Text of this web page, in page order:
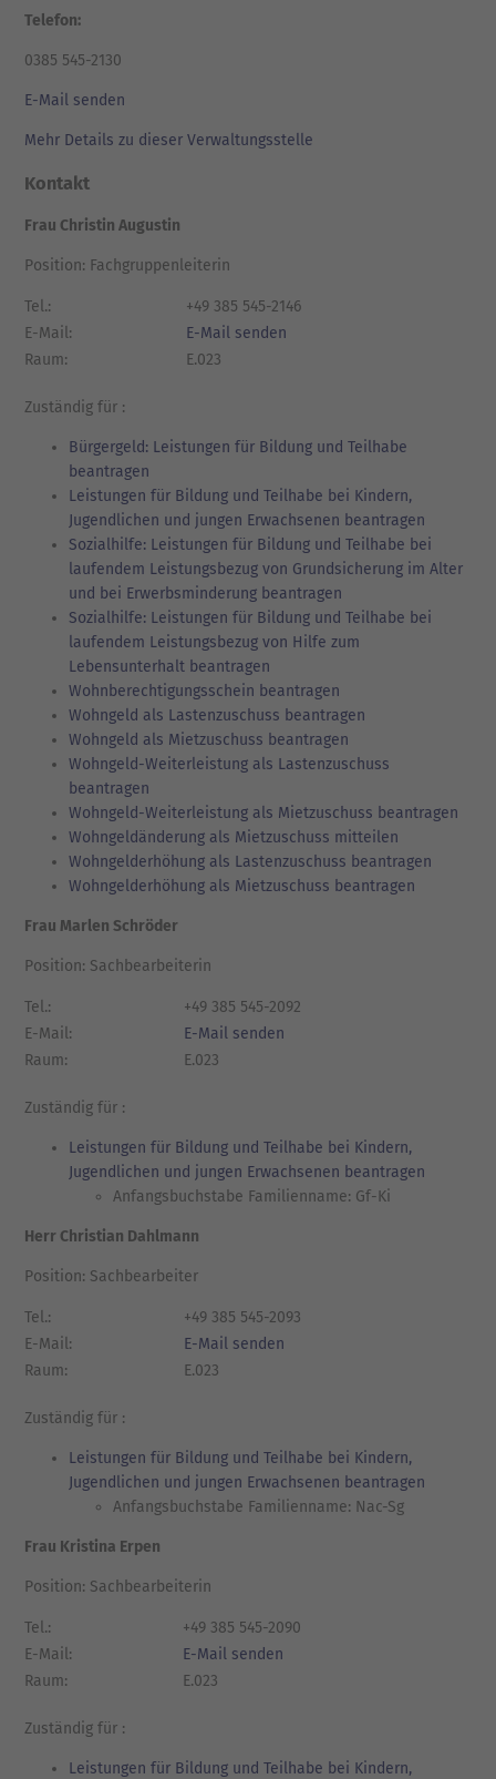
Telefon:
0385 545-2130
E-Mail senden
Mehr Details zu dieser Verwaltungsstelle
Kontakt
Frau Christin Augustin
Position: Fachgruppenleiterin
Tel.:
+49 385 545-2146
E-Mail:
E-Mail senden
Raum:
E.023
Zuständig für :
Bürgergeld: Leistungen für Bildung und Teilhabe
beantragen
Leistungen für Bildung und Teilhabe bei Kindern,
Jugendlichen und jungen Erwachsenen beantragen
Sozialhilfe: Leistungen für Bildung und Teilhabe bei
laufendem Leistungsbezug von Grundsicherung im Alter
und bei Erwerbsminderung beantragen
Sozialhilfe: Leistungen für Bildung und Teilhabe bei
laufendem Leistungsbezug von Hilfe zum
Lebensunterhalt beantragen
Wohnberechtigungsschein beantragen
Wohngeld als Lastenzuschuss beantragen
Wohngeld als Mietzuschuss beantragen
Wohngeld-Weiterleistung als Lastenzuschuss
beantragen
Wohngeld-Weiterleistung als Mietzuschuss beantragen
Wohngeldänderung als Mietzuschuss mitteilen
Wohngelderhöhung als Lastenzuschuss beantragen
Wohngelderhöhung als Mietzuschuss beantragen
Frau Marlen Schröder
Position: Sachbearbeiterin
Tel.:
+49 385 545-2092
E-Mail:
E-Mail senden
Raum:
E.023
Zuständig für :
Leistungen für Bildung und Teilhabe bei Kindern,
Jugendlichen und jungen Erwachsenen beantragen
Anfangsbuchstabe Familienname: Gf-Ki
Herr Christian Dahlmann
Position: Sachbearbeiter
Tel.:
+49 385 545-2093
E-Mail:
E-Mail senden
Raum:
E.023
Zuständig für :
Leistungen für Bildung und Teilhabe bei Kindern,
Jugendlichen und jungen Erwachsenen beantragen
Anfangsbuchstabe Familienname: Nac-Sg
Frau Kristina Erpen
Position: Sachbearbeiterin
Tel.:
+49 385 545-2090
E-Mail:
E-Mail senden
Raum:
E.023
Zuständig für :
Leistungen für Bildung und Teilhabe bei Kindern,